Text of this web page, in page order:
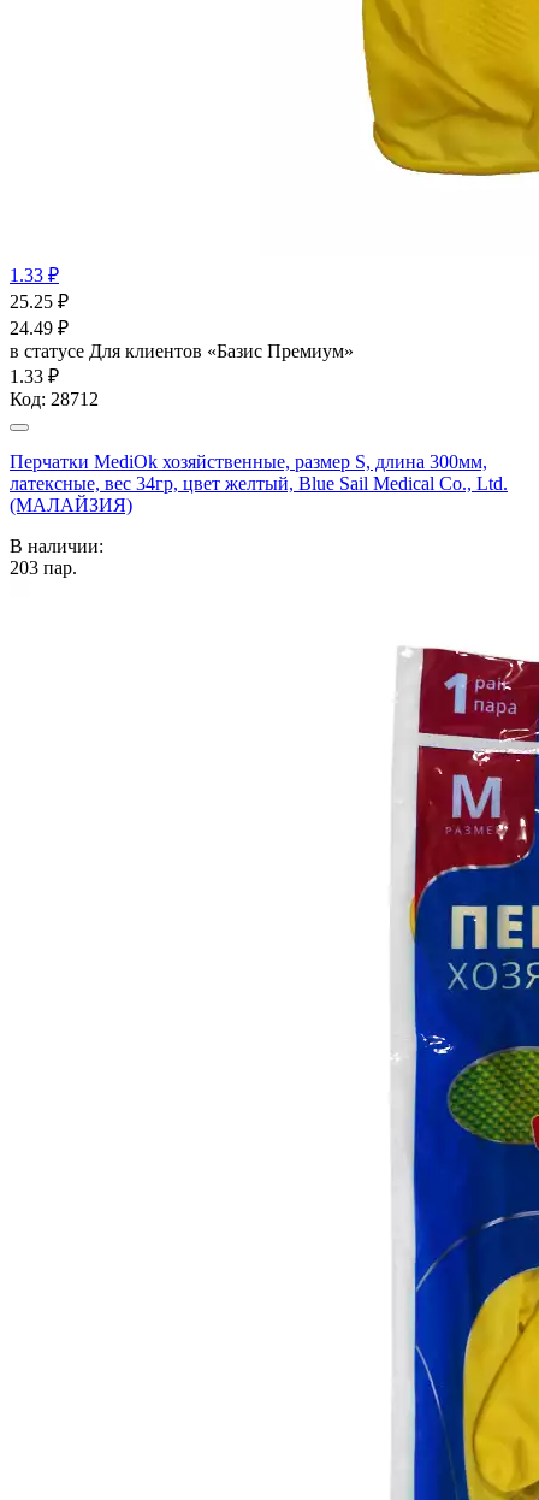
1.33 ₽
25.25 ₽
24.49 ₽
в статусе Для клиентов «Базис Премиум»
1.33 ₽
Код: 28712
Перчатки MediOk хозяйственные, размер S, длина 300мм,
латексные, вес 34гр, цвет желтый, Blue Sail Medical Co., Ltd.
(МАЛАЙЗИЯ)
В наличии:
203 пар.